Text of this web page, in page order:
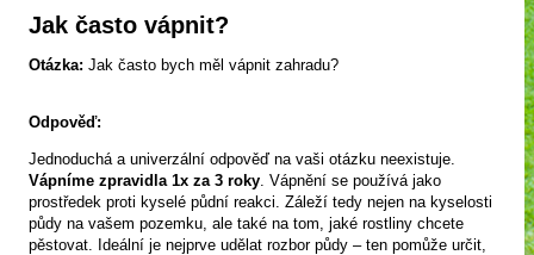
Jak často vápnit?
Otázka: Jak často bych měl vápnit zahradu?
Odpověď:
Jednoduchá a univerzální odpověď na vaši otázku neexistuje.
Vápníme zpravidla 1x za 3 roky . Vápnění se používá jako
prostředek proti kyselé půdní reakci. Záleží tedy nejen na kyselosti
půdy na vašem pozemku, ale také na tom, jaké rostliny chcete
pěstovat. Ideální je nejprve udělat rozbor půdy – ten pomůže určit,